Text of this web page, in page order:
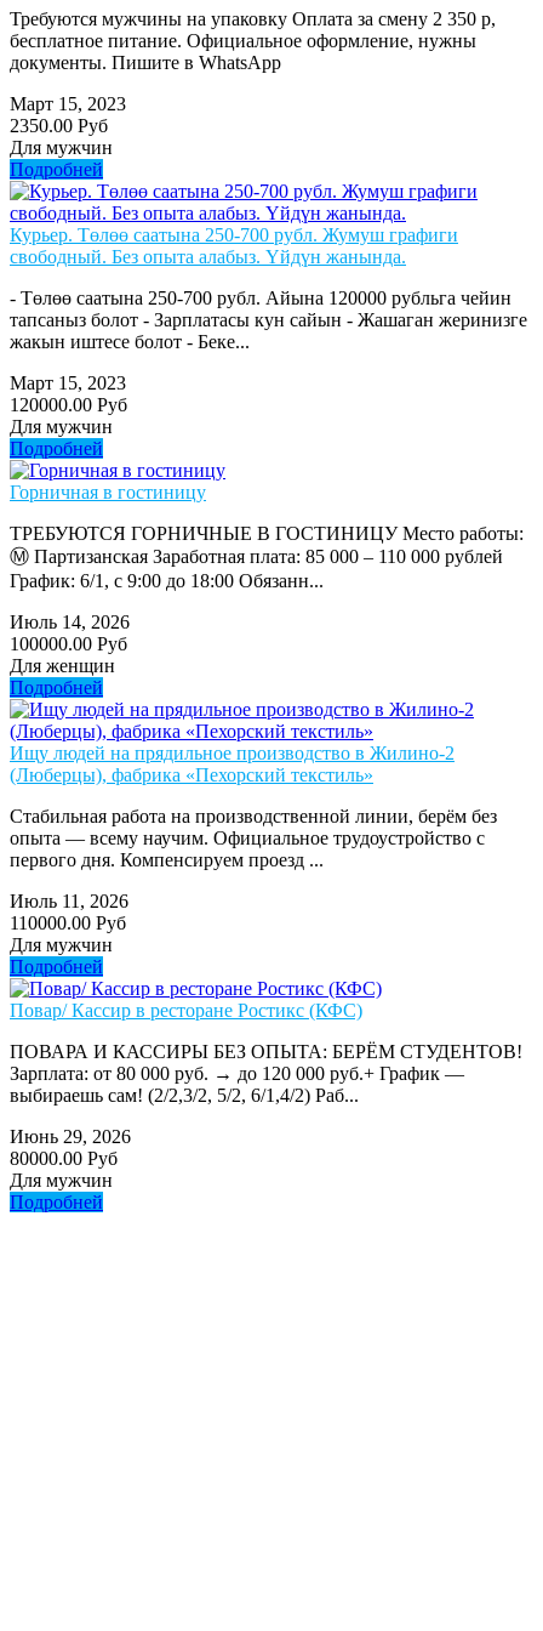
Требуются мужчины на упаковку Оплата за смену 2 350 р,
бесплатное питание. Официальное оформление, нужны
документы. Пишите в WhatsApp
Март 15, 2023
2350.00 Руб
Для мужчин
Подробней
Курьер. Төлөө саатына 250-700 рубл. Жумуш графиги
свободный. Без опыта алабыз. Үйдүн жанында.
- Төлөө саатына 250-700 рубл. Айына 120000 рубльга чейин
тапсаныз болот - Зарплатасы кун сайын - Жашаган жеринизге
жакын иштесе болот - Беке...
Март 15, 2023
120000.00 Руб
Для мужчин
Подробней
Горничная в гостиницу
ТРЕБУЮТСЯ ГОРНИЧНЫЕ В ГОСТИНИЦУ Место работы:
Ⓜ️ Партизанская Заработная плата: 85 000 – 110 000 рублей
График: 6/1, с 9:00 до 18:00 Обязанн...
Июль 14, 2026
100000.00 Руб
Для женщин
Подробней
Ищу людей на прядильное производство в Жилино-2
(Люберцы), фабрика «Пехорский текстиль»
Стабильная работа на производственной линии, берём без
опыта — всему научим. Официальное трудоустройство с
первого дня. Компенсируем проезд ...
Июль 11, 2026
110000.00 Руб
Для мужчин
Подробней
Повар/ Кассир в ресторане Ростикс (КФС)
ПОВАРА И КАССИРЫ БЕЗ ОПЫТА: БЕРЁМ СТУДЕНТОВ!
Зарплата: от 80 000 руб. → до 120 000 руб.+ График —
выбираешь сам! (2/2,3/2, 5/2, 6/1,4/2) Раб...
Июнь 29, 2026
80000.00 Руб
Для мужчин
Подробней